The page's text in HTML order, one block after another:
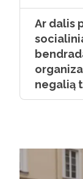
Ar dalis
negalią